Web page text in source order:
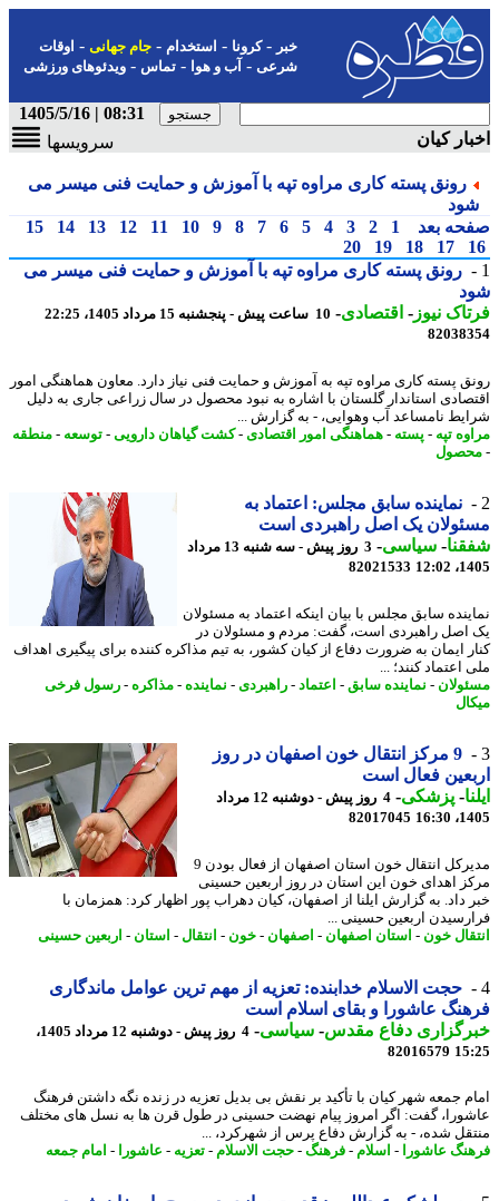
-کرونا-استخدام- جام جهانی-اوقات
شرعی-آب و هوا-تماس-ویدئوهای ورزشی
08:31 | 1405/5/16
کیان
سرویسها
رونق پسته کاری مراوه تپه با آموزش و حمایت فنی میسر می
بعد
1
2
3
4
5
6
7
8
9
10
11
12
13
14
15
17
18
19
20
رونق پسته کاری مراوه تپه با آموزش و حمایت فنی میسر می
نیوز-اقتصادی-10 ساعت پیش - پنجشنبه 15 مرداد 1405، 22:25
پسته کاری مراوه تپه به آموزش و حمایت فنی نیاز دارد. معاون هماهنگی امور
استاندار گلستان با اشاره به نبود محصول در سال زراعی جاری به دلیل
نامساعد آب وهوایی، - به گزارش ...
تپه-پسته-هماهنگی امور اقتصادی-کشت گیاهان دارویی -توسعه-منطقه
نماینده سابق مجلس: اعتماد به
یک اصل راهبردی است
-سیاسی-
3 روز پیش - سه شنبه 13 مرداد
82021533
سابق مجلس با بیان اینکه اعتماد به مسئولان
راهبردی است، گفت: مردم و مسئولان در
ایمان به ضرورت دفاع از کیان کشور، به تیم مذاکره کننده برای پیگیری اهداف
اعتماد کنند؛ ...
-نماینده سابق-اعتماد-راهبردی-نماینده-مذاکره -رسول فرخی
9 مرکز انتقال خون اصفهان در روز
فعال است
-پزشکی-
4 روز پیش - دوشنبه 12 مرداد
82017045
مدیرکل انتقال خون استان اصفهان از فعال بودن 9
اهدای خون این استان در روز اربعین حسینی
داد. به گزارش ایلنا از اصفهان، کیان دهراب پور اظهار کرد: همزمان با
اربعین حسینی ...
خون-استان اصفهان-اصفهان-خون-انتقال-استان-اربعین حسینی
حجت الاسلام خدابنده: تعزیه از مهم ترین عوامل ماندگاری
عاشورا و بقای اسلام است
دفاع مقدس-سیاسی-
4 روز پیش - دوشنبه 12 مرداد 1405،
82016579
جمعه شهر کیان با تأکید بر نقش بی بدیل تعزیه در زنده نگه داشتن فرهنگ
گفت: اگر امروز پیام نهضت حسینی در طول قرن ها به نسل های مختلف
شده، - به گزارش دفاع پرس از شهرکرد، ...
عاشورا-اسلام-فرهنگ -حجت الاسلام-تعزیه- عاشورا-امام جمعه